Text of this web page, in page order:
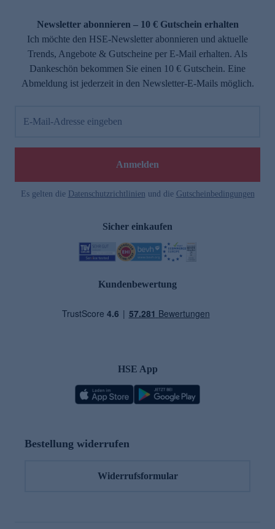
Newsletter abonnieren – 10 € Gutschein erhalten
Ich möchte den HSE-Newsletter abonnieren und aktuelle
Trends, Angebote & Gutscheine per E-Mail erhalten. Als
Dankeschön bekommen Sie einen 10 € Gutschein. Eine
Abmeldung ist jederzeit in den Newsletter-E-Mails möglich.
E-Mail-Adresse eingeben
Anmelden
Es gelten die Datenschutzrichtlinien und die Gutscheinbedingungen
Sicher einkaufen
Kundenbewertung
HSE App
Bestellung widerrufen
Widerrufsformular